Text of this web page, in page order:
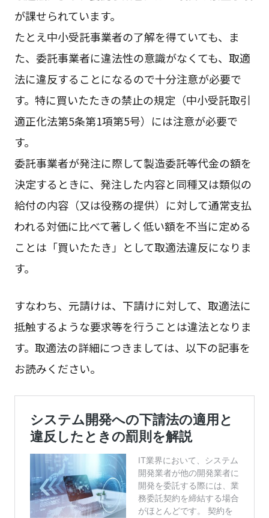
が課せられています。
たとえ中小受託事業者の了解を得ていても、ま
た、委託事業者に違法性の意識がなくても、取適
法に違反することになるので十分注意が必要で
す。特に買いたたきの禁止の規定（中小受託取引
適正化法第5条第1項第5号）には注意が必要で
す。
委託事業者が発注に際して製造委託等代金の額を
決定するときに、発注した内容と同種又は類似の
給付の内容（又は役務の提供）に対して通常支払
われる対価に比べて著しく低い額を不当に定める
ことは「買いたたき」として取適法違反になりま
す。
すなわち、元請けは、下請けに対して、取適法に
抵触するような要求等を行うことは違法となりま
す。取適法の詳細につきましては、以下の記事を
お読みください。